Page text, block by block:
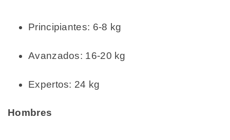
Principiantes: 6-8 kg
Avanzados: 16-20 kg
Expertos: 24 kg
Hombres